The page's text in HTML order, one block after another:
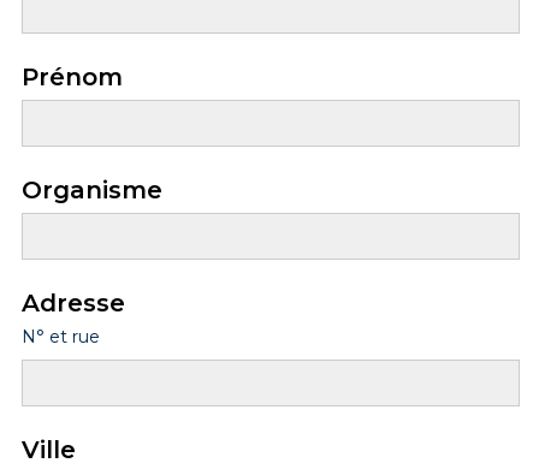
Prénom
Organisme
Adresse
N° et rue
Ville